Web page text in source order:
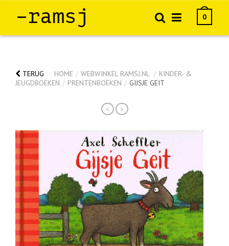
–ramsj 0
TERUG HOME / WEBWINKEL RAMSJ.NL / KINDER- &
JEUGDBOEKEN / PRENTENBOEKEN / GIJSJE GEIT
< >